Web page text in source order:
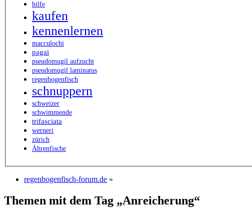
hilfe
kaufen
kennenlernen
macculochi
pagai
pseudomugil aufzucht
pseudomugil laminatus
regenbogenfisch
schnuppern
schweizer
schwimmende
trifasciata
werneri
zürich
Ährenfische
regenbogenfisch-forum.de »
Themen mit dem Tag „Anreicherung“